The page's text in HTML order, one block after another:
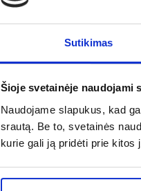
Sutikimas
Šioje svetainėje naudojami
Naudojame slapukus, kad
srautą. Be to, svetainės
kurie gali ją pridėti prie kitos